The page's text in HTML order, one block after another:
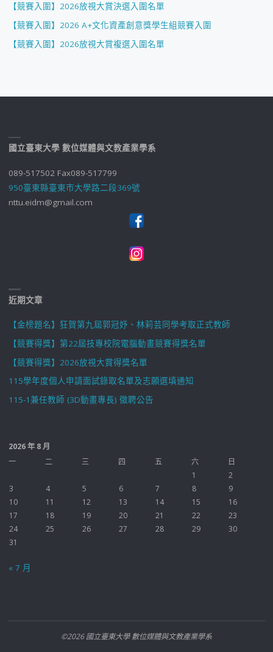
【競賽入圍】2026放視大賞決選入圍名單
【競賽入圍】2026 A+文化資產創意獎學生組競賽入圍
【競賽入圍】2026放視大賞複選入圍名單
國立臺東大學 數位媒體與文教產業學系
089-517502 Fax089-517799
950臺東縣臺東市大學路二段369號
nttu.eidm@gmail.com
近期文章
【金榜題名】狂賀第九屆郭冠妤、林莉芸同學考取正式教師
【競賽得獎】第22屆技專校院電腦動畫競賽得獎名單
【競賽得獎】2026放視大賞得獎名單
115學年度個人申請面試錄取名單及志願選填通知
115-1兼任教師 (3D動畫專長) 徵聘公告
2026 年 8 月
一
二 三 四 五 六
日
1
2
3
4 5 6 7 8
9
10
11 12 13 14 15
16
17
18 19 20 21 22
23
24
25 26 27 28 29
30
31
« 7 月
©2026 國立臺東大學 數位媒體與文教產業學系